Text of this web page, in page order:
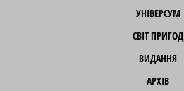
УНІВЕРСУМ
СВІТ ПРИГОД
ВИДАННЯ
АРХІВ